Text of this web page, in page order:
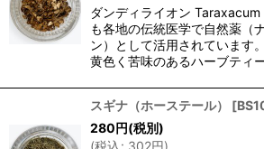
ダンディライオン
も各地の伝統医学で自然薬（
ン）として活用されています
黄色く苦味のあるハーブティ
スギナ（ホーステール） [
280円(税別)